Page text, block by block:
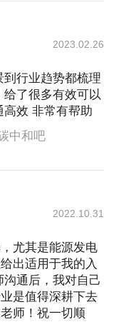
2023.02.26
行业趋势都梳理
了很多有效可以
效 非常有帮助
中和吧
2022.10.31
尤其是能源发电
出适用于我的入
通后，我对自己
是值得深耕下去
师！祝一切顺